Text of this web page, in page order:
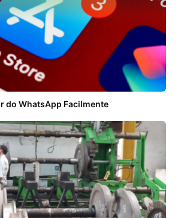
do WhatsApp Facilmente